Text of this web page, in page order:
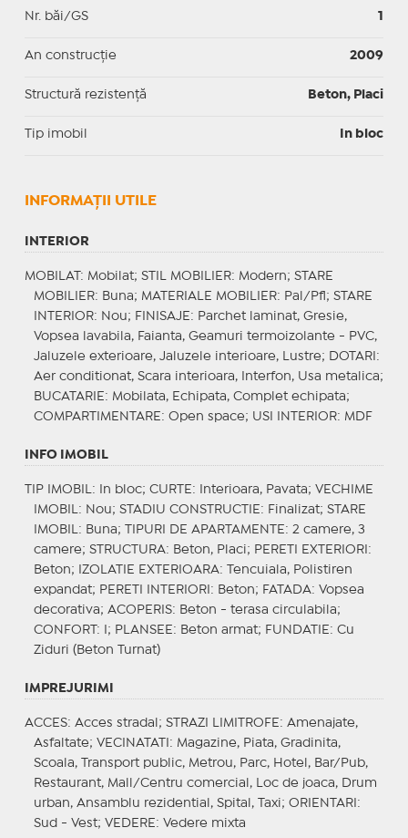
Nr. băi/GS 1
An construcție 2009
Structură rezistență Beton, Placi
Tip imobil In bloc
INFORMAŢII UTILE
INTERIOR
MOBILAT : Mobilat; STIL MOBILIER: Modern; STARE
MOBILIER: Buna; MATERIALE MOBILIER: Pal/Pfl; STARE
INTERIOR: Nou; FINISAJE : Parchet laminat, Gresie,
Vopsea lavabila, Faianta, Geamuri termoizolante - PVC,
Jaluzele exterioare, Jaluzele interioare, Lustre;
DOTARI :
Aer conditionat, Scara interioara, Interfon, Usa metalica;
BUCATARIE : Mobilata, Echipata, Complet echipata;
COMPARTIMENTARE : Open space; USI INTERIOR: MDF
INFO IMOBIL
TIP IMOBIL : In bloc; CURTE : Interioara, Pavata; VECHIME
IMOBIL : Nou; STADIU CONSTRUCTIE : Finalizat; STARE
IMOBIL : Buna; TIPURI DE APARTAMENTE : 2 camere, 3
camere; STRUCTURA: Beton, Placi; PERETI EXTERIORI :
Beton;
IZOLATIE EXTERIOARA: Tencuiala, Polistiren
expandat; PERETI INTERIORI : Beton; FATADA: Vopsea
decorativa; ACOPERIS: Beton - terasa circulabila;
CONFORT : I; PLANSEE : Beton armat; FUNDATIE : Cu
Ziduri (Beton Turnat)
IMPREJURIMI
ACCES: Acces stradal; STRAZI LIMITROFE : Amenajate,
Asfaltate; VECINATATI : Magazine, Piata, Gradinita,
Scoala, Transport public, Metrou, Parc, Hotel, Bar/Pub,
Restaurant, Mall/Centru comercial, Loc de joaca, Drum
urban, Ansamblu rezidential, Spital, Taxi; ORIENTARI :
Sud - Vest; VEDERE : Vedere mixta